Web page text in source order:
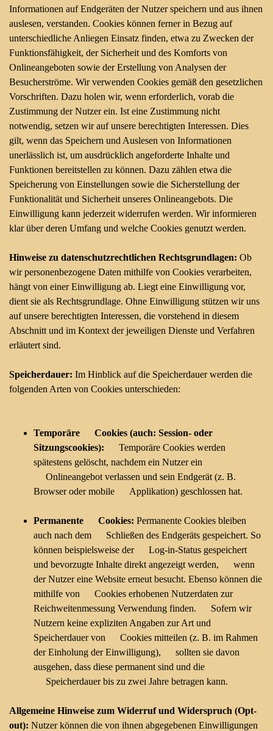
Informationen auf Endgeräten der Nutzer speichern und aus ihnen
auslesen, verstanden. Cookies können ferner in Bezug auf
unterschiedliche Anliegen Einsatz finden, etwa zu Zwecken der
Funktionsfähigkeit, der Sicherheit und des Komforts von
Onlineangeboten sowie der Erstellung von Analysen der
Besucherströme. Wir verwenden Cookies gemäß den gesetzlichen
Vorschriften. Dazu holen wir, wenn erforderlich, vorab die
Zustimmung der Nutzer ein. Ist eine Zustimmung nicht
notwendig, setzen wir auf unsere berechtigten Interessen. Dies
gilt, wenn das Speichern und Auslesen von Informationen
unerlässlich ist, um ausdrücklich angeforderte Inhalte und
Funktionen bereitstellen zu können. Dazu zählen etwa die
Speicherung von Einstellungen sowie die Sicherstellung der
Funktionalität und Sicherheit unseres Onlineangebots. Die
Einwilligung kann jederzeit widerrufen werden. Wir informieren
klar über deren Umfang und welche Cookies genutzt werden.
Hinweise zu datenschutzrechtlichen Rechtsgrundlagen: Ob
wir personenbezogene Daten mithilfe von Cookies verarbeiten,
hängt von einer Einwilligung ab. Liegt eine Einwilligung vor,
dient sie als Rechtsgrundlage. Ohne Einwilligung stützen wir uns
auf unsere berechtigten Interessen, die vorstehend in diesem
Abschnitt und im Kontext der jeweiligen Dienste und Verfahren
erläutert sind.
Speicherdauer: Im Hinblick auf die Speicherdauer werden die
folgenden Arten von Cookies unterschieden:
Temporäre Cookies (auch: Session- oder
Sitzungscookies): Temporäre Cookies werden
spätestens gelöscht, nachdem ein Nutzer ein
Onlineangebot verlassen und sein Endgerät (z. B.
Browser oder mobile Applikation) geschlossen hat.
Permanente Cookies: Permanente Cookies bleiben
auch nach dem Schließen des Endgeräts gespeichert. So
können beispielsweise der Log-in-Status gespeichert
und bevorzugte Inhalte direkt angezeigt werden, wenn
der Nutzer eine Website erneut besucht. Ebenso können die
mithilfe von Cookies erhobenen Nutzerdaten zur
Reichweitenmessung Verwendung finden. Sofern wir
Nutzern keine expliziten Angaben zur Art und
Speicherdauer von Cookies mitteilen (z. B. im Rahmen
der Einholung der Einwilligung), sollten sie davon
ausgehen, dass diese permanent sind und die
Speicherdauer bis zu zwei Jahre betragen kann.
Allgemeine Hinweise zum Widerruf und Widerspruch (Opt-
out): Nutzer können die von ihnen abgegebenen Einwilligungen